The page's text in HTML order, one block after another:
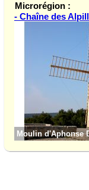
Microrégion :
- Chaîne des
Moulin d'Aphonse